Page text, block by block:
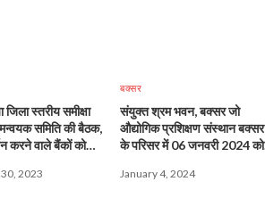
जिला स्तरीय समीक्षा
समिति की बैठक,
करने वाले बैंकों को
2023
बक्सर
संयुक्त श्रम भवन, बक्सर जो
औद्योगिक प्रशिक्षण संस्थान बक्सर
के परिसर में 06 जनवरी 2024 को
आयोजन
January 4, 2024